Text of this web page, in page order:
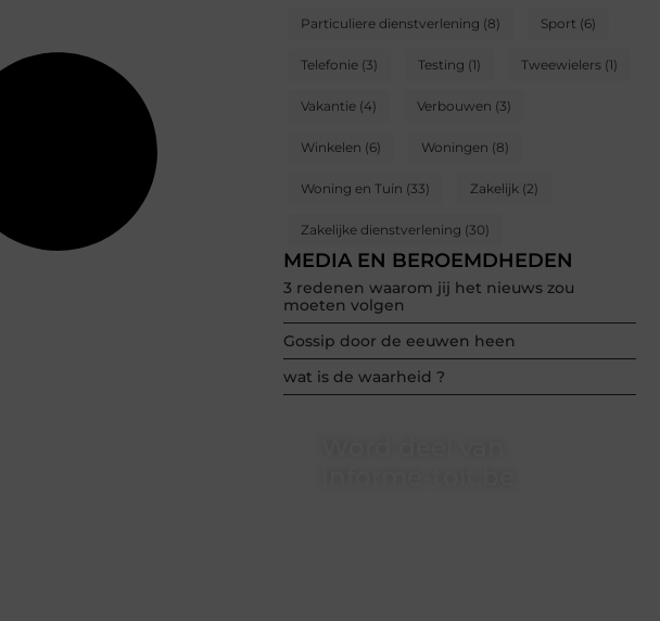
Particuliere dienstverlening (8) Sport (6)
Telefonie (3) Testing (1) Tweewielers (1)
Vakantie (4) Verbouwen (3)
Winkelen (6) Woningen (8)
Woning en Tuin (33) Zakelijk (2)
Zakelijke dienstverlening (30)
MEDIA EN BEROEMDHEDEN
3 redenen waarom jij het nieuws zou
moeten volgen
Gossip door de eeuwen heen
wat is de waarheid ?